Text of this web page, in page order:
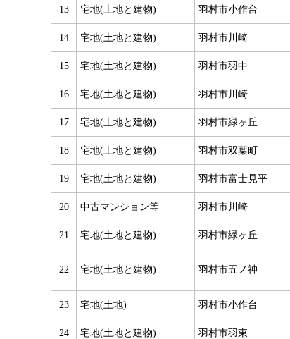
13 宅地(土地と建物) 羽村市小作台
14 宅地(土地と建物) 羽村市川崎
15 宅地(土地と建物) 羽村市羽中
16 宅地(土地と建物) 羽村市川崎
17 宅地(土地と建物) 羽村市緑ヶ丘
18 宅地(土地と建物) 羽村市双葉町
19 宅地(土地と建物) 羽村市富士見平
20 中古マンション等 羽村市川崎
21 宅地(土地と建物) 羽村市緑ヶ丘
22 宅地(土地と建物) 羽村市五ノ神
23 宅地(土地) 羽村市小作台
24 宅地(土地と建物) 羽村市羽東